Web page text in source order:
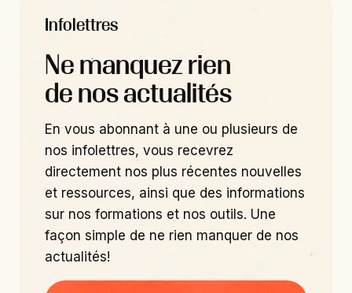
Infolettres
Ne manquez rien
de nos actualités
En vous abonnant à une ou plusieurs de
nos infolettres, vous recevrez
directement nos plus récentes nouvelles
et ressources, ainsi que des informations
sur nos formations et nos outils. Une
façon simple de ne rien manquer de nos
actualités!